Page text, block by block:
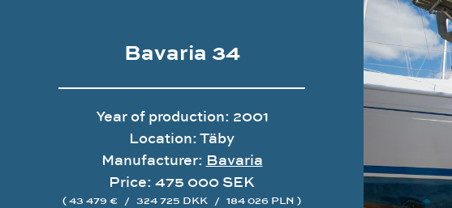
Bavaria 34
Year of production: 2001
Location: Täby
Manufacturer: Bavaria
Price: 475 000 SEK
( 43 479 € / 324 725 DKK / 184 026 PLN )